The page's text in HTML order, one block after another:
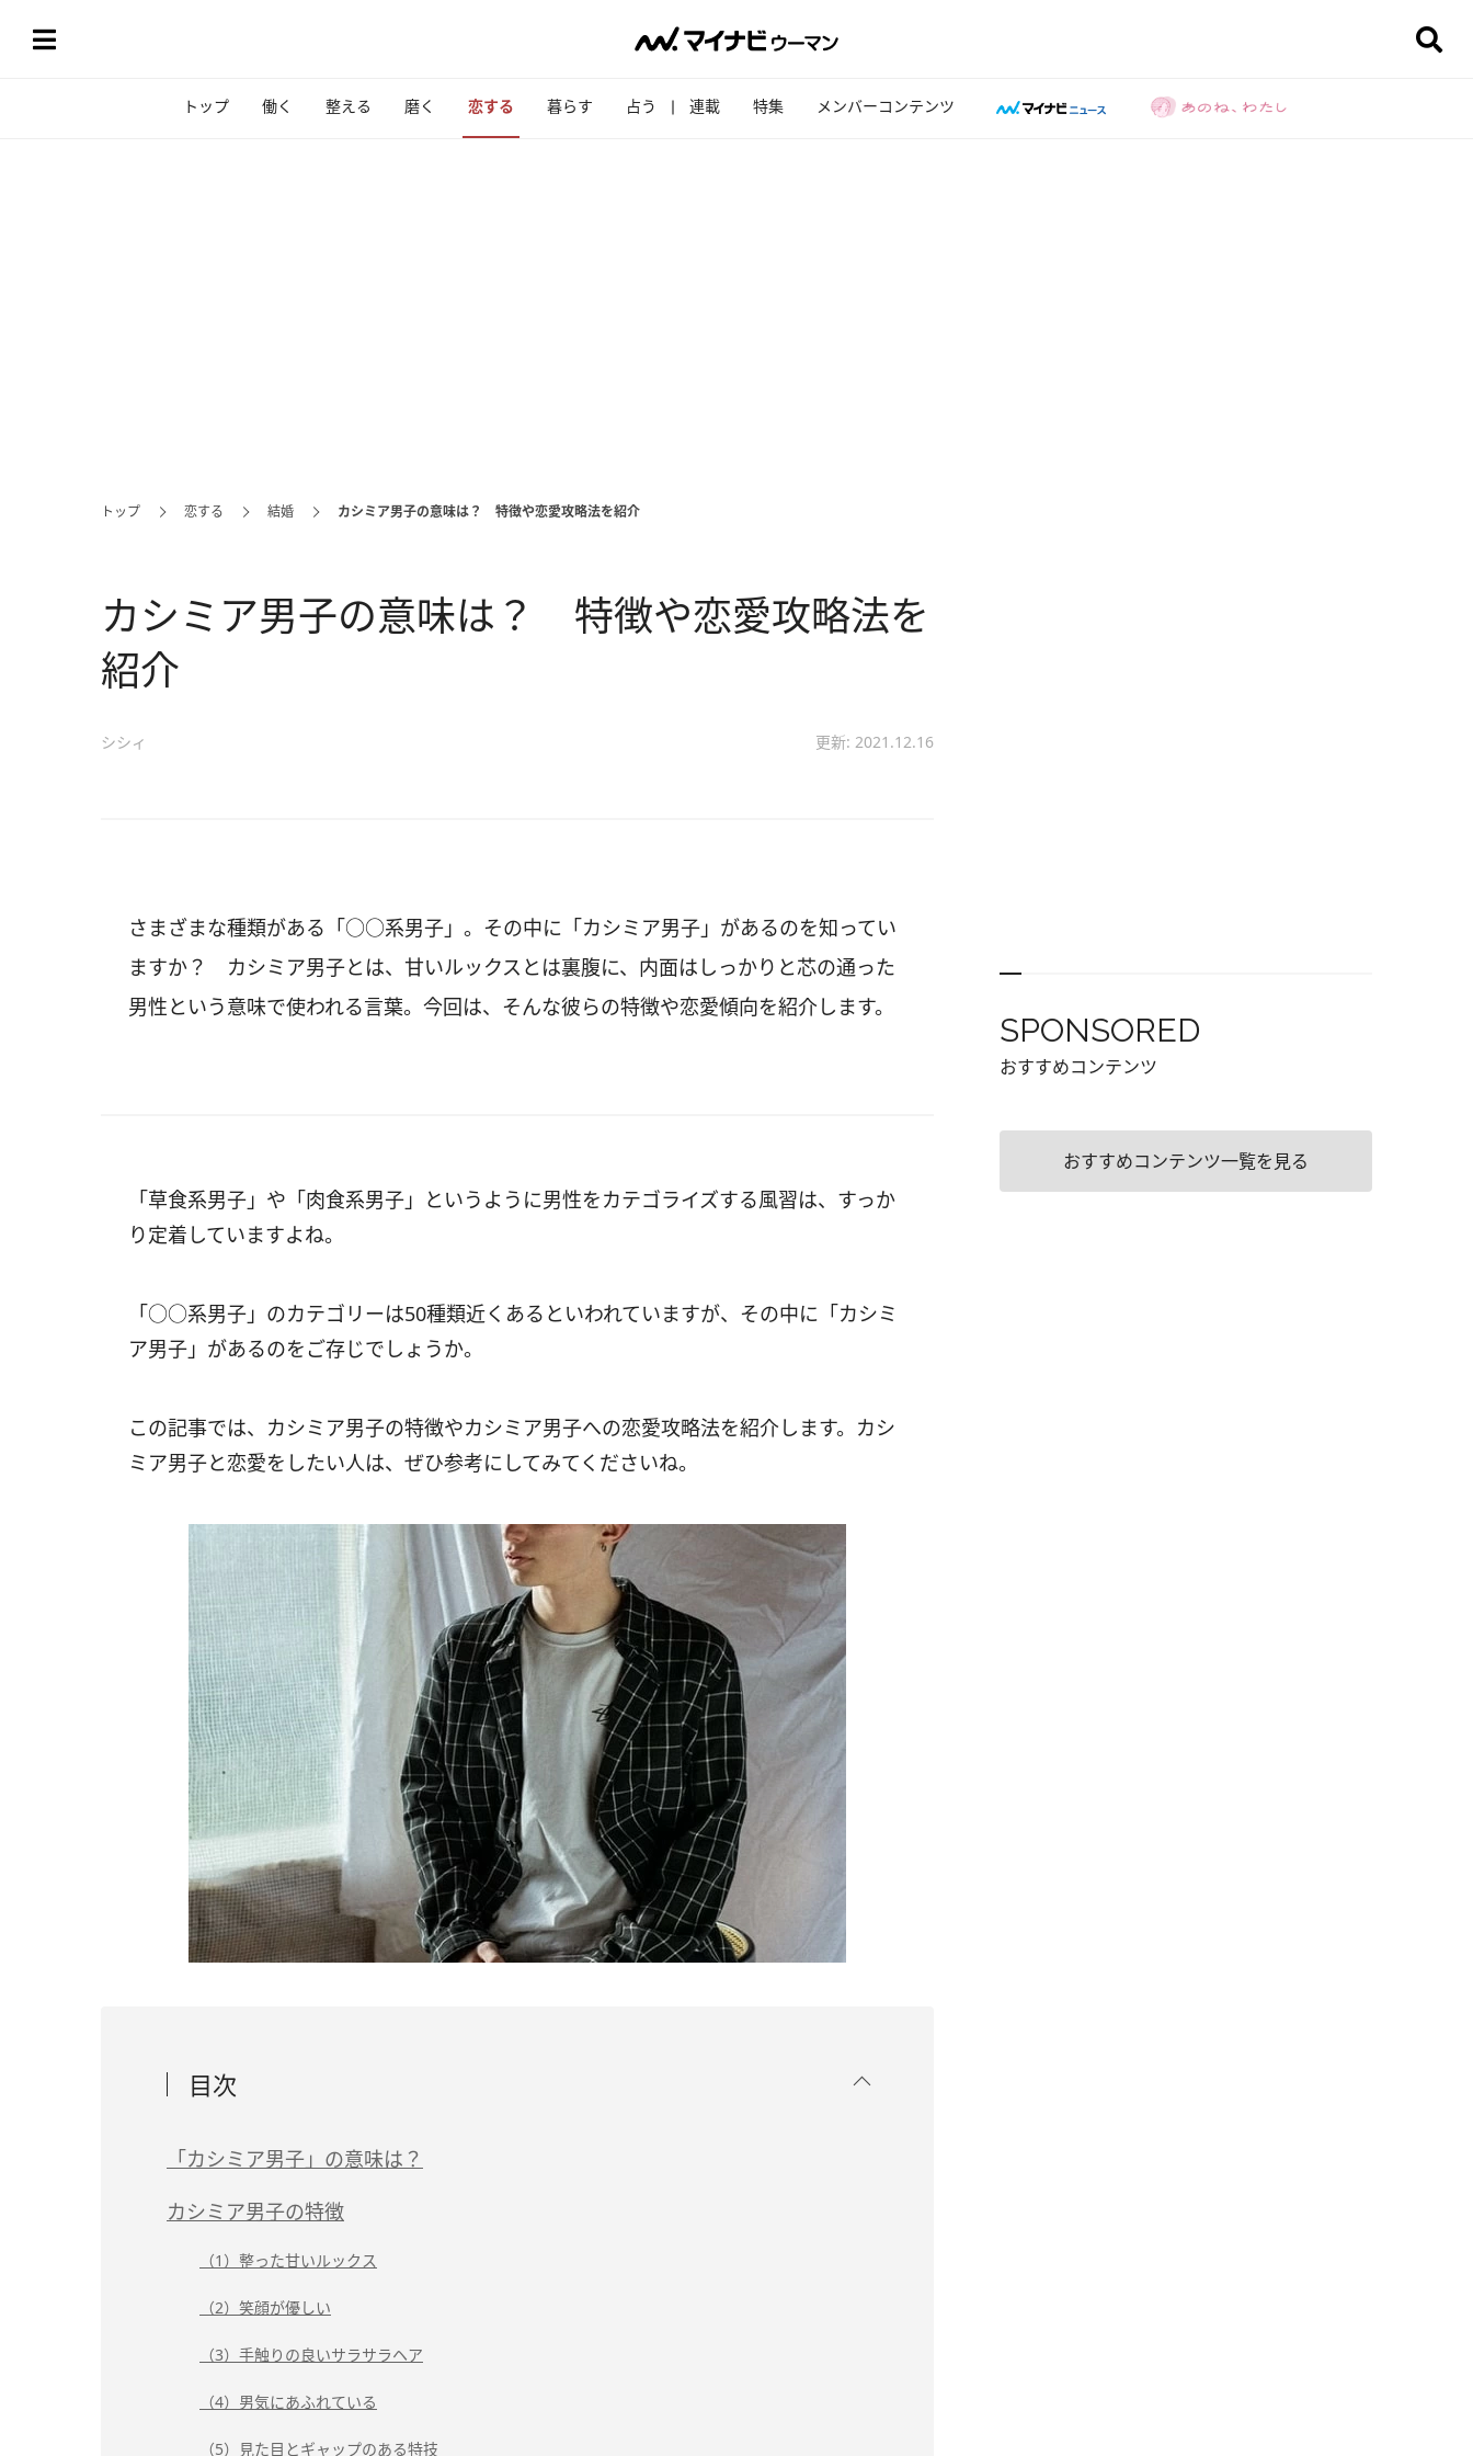
トップ 働く 整える 磨く 恋する 暮らす 占う 連載 特集 メンバーコンテンツ
トップ 恋する 結婚 カシミア男子の意味は？ 特徴や恋愛攻略法を紹介
カシミア男子の意味は？ 特徴や恋愛攻略法を
紹介
シシィ 更新: 2021.12.16
さまざまな種類がある「○○系男子」。その中に「カシミア男子」があるのを知ってい
ますか？ カシミア男子とは、甘いルックスとは裏腹に、内面はしっかりと芯の通った
男性という意味で使われる言葉。今回は、そんな彼らの特徴や恋愛傾向を紹介します。
「草食系男子」や「肉食系男子」というように男性をカテゴライズする風習は、すっか
り定着していますよね。
「○○系男子」のカテゴリーは50種類近くあるといわれていますが、その中に「カシミ
ア男子」があるのをご存じでしょうか。
この記事では、カシミア男子の特徴やカシミア男子への恋愛攻略法を紹介します。カシ
ミア男子と恋愛をしたい人は、ぜひ参考にしてみてくださいね。
目次
「カシミア男子」の意味は？
カシミア男子の特徴
（1）整った甘いルックス
（2）笑顔が優しい
（3）手触りの良いサラサラヘア
（4）男気にあふれている
（5）見た目とギャップのある特技
SPONSORED
おすすめコンテンツ
おすすめコンテンツ一覧を見る